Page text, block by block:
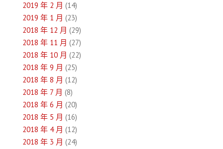
2019 年 2 月 (14)
2019 年 1 月 (23)
2018 年 12 月 (29)
2018 年 11 月 (27)
2018 年 10 月 (22)
2018 年 9 月 (25)
2018 年 8 月 (12)
2018 年 7 月 (8)
2018 年 6 月 (20)
2018 年 5 月 (16)
2018 年 4 月 (12)
2018 年 3 月 (24)